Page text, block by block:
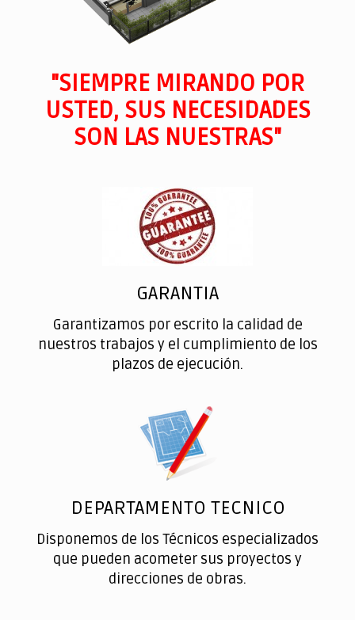
"SIEMPRE MIRANDO POR
USTED, SUS NECESIDADES
SON LAS NUESTRAS"
GARANTIA
Garantizamos por escrito la calidad de
nuestros trabajos y el cumplimiento de los
plazos de ejecución.
DEPARTAMENTO TECNICO
Disponemos de los Técnicos especializados
que pueden acometer sus proyectos y
direcciones de obras.